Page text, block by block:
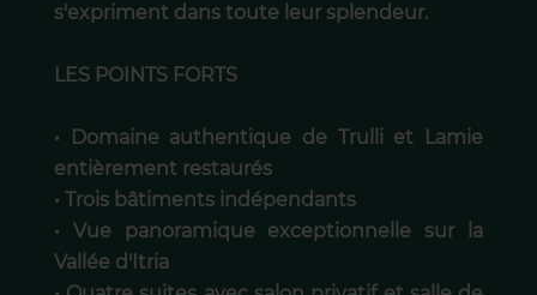
s'expriment dans toute leur splendeur.
LES POINTS FORTS
• Domaine authentique de Trulli et Lamie
entièrement restaurés
• Trois bâtiments indépendants
• Vue panoramique exceptionnelle sur la
Vallée d'Itria